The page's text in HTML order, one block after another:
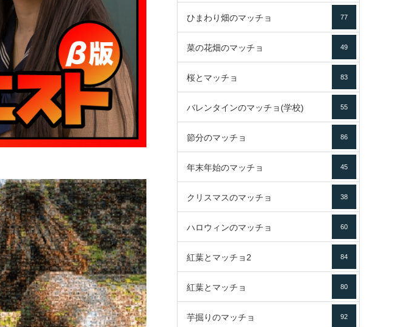
ひまわり畑のマッチョ 77
菜の花畑のマッチョ 49
桜とマッチョ 83
バレンタインのマッチョ(学校) 55
節分のマッチョ 86
年末年始のマッチョ 45
クリスマスのマッチョ 38
ハロウィンのマッチョ 60
紅葉とマッチョ2 84
紅葉とマッチョ 80
芋掘りのマッチョ 92